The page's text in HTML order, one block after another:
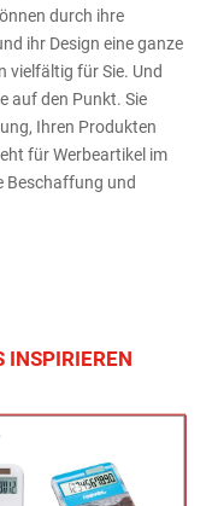
durch ihre
ihr Design eine ganze
vielfältig für Sie. Und
auf den Punkt. Sie
Ihren Produkten
für Werbeartikel im
Beschaffung und
INSPIRIEREN